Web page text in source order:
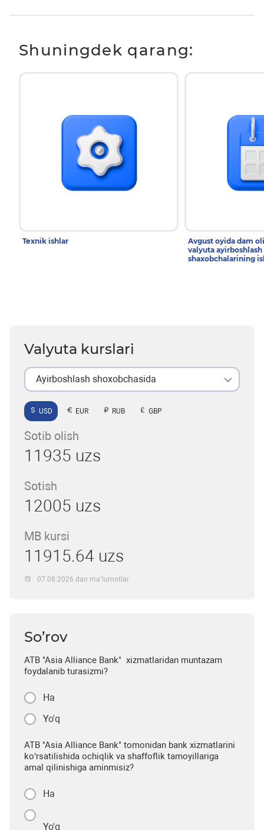
Shuningdek qarang:
Texnik ishlar
Avgust oyida dam
valyuta ayirboshlash
shaxobchalarining
Valyuta kurslari
Ayirboshlash shoxobchasida
USD EUR RUB GBP
Sotib olish
11935 uzs
Sotish
12005 uzs
MB kursi
11915.64 uzs
07.08.2026 dan ma’lumotlar
So’rov
ATB "Asia Alliance Bank" xizmatlaridan muntazam
foydalanib turasizmi?
Ha
Yo'q
ATB "Asia Alliance Bank" tomonidan bank xizmatlarini
ko‘rsatilishida ochiqlik va shaffoflik tamoyillariga
amal qilinishiga aminmisiz?
Ha
Yo'q